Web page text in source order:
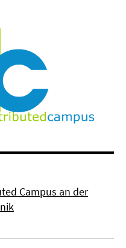
Campus an der